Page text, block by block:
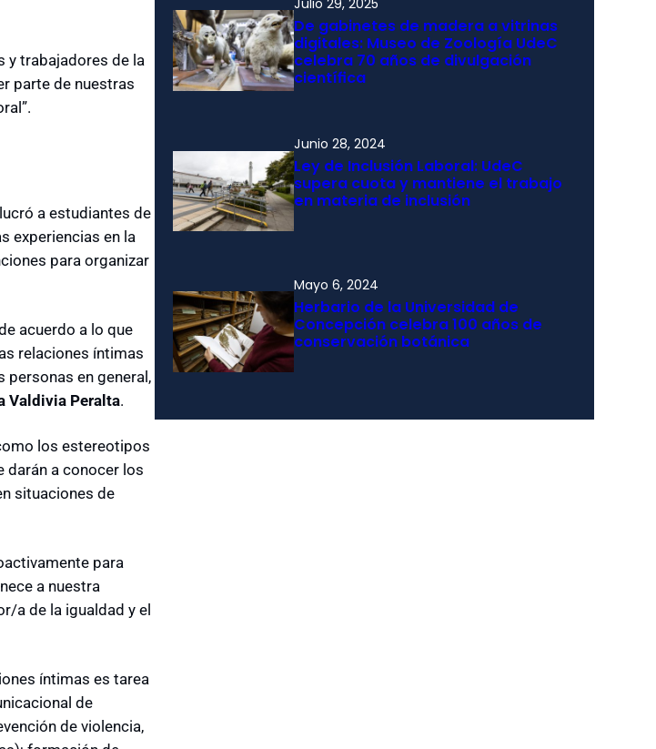
y trabajadores de la
parte de nuestras
a estudiantes de
experiencias en la
para organizar
acuerdo a lo que
relaciones íntimas
personas en general,
Valdivia Peralta.
los estereotipos
darán a conocer los
situaciones de
para
a nuestra
a de la igualdad y el
íntimas es tarea
de
de violencia,
Julio 29, 2025
De gabinetes de madera a vitrinas
digitales: Museo de Zoología UdeC
celebra 70 años de divulgación
científica
Junio 28, 2024
Ley de Inclusión Laboral: UdeC
supera cuota y mantiene el trabajo
en materia de inclusión
Mayo 6, 2024
Herbario de la Universidad de
Concepción celebra 100 años de
conservación botánica